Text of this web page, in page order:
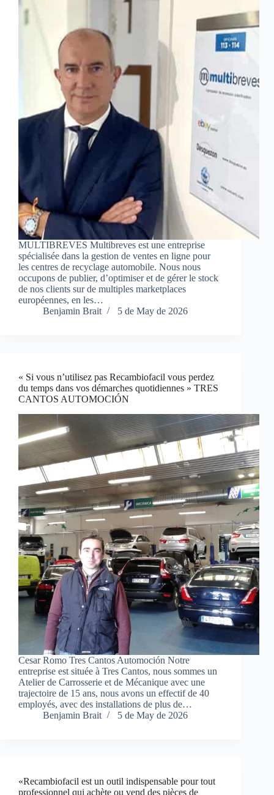
MULTIBREVES Multibreves est une entreprise
spécialisée dans la gestion de ventes en ligne pour
les centres de recyclage automobile. Nous nous
occupons de publier, d’optimiser et de gérer le stock
de nos clients sur de multiples marketplaces
européennes, en les…
Benjamin Brait
5 de May de 2026
« Si vous n’utilisez pas Recambiofacil vous perdez
du temps dans vos démarches quotidiennes » TRES
CANTOS AUTOMOCIÓN
Cesar Romo Tres Cantos Automoción Notre
entreprise est située à Tres Cantos, nous sommes un
Atelier de Carrosserie et de Mécanique avec une
trajectoire de 15 ans, nous avons un effectif de 40
employés, avec des installations de plus de…
Benjamin Brait
5 de May de 2026
«Recambiofacil est un outil indispensable pour tout
professionnel qui achète ou vend des pièces de